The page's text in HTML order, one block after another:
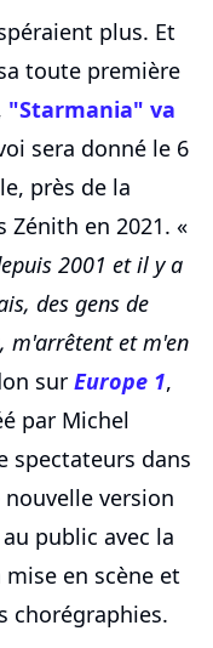
plus. Et
toute première
"Starmania" va
sera donné le 6
près de la
Zénith en 2021. «
2001 et il y a
des gens de
m'arrêtent et m'en
sur Europe 1,
par Michel
spectateurs dans
version
public avec la
en scène et
chorégraphies.